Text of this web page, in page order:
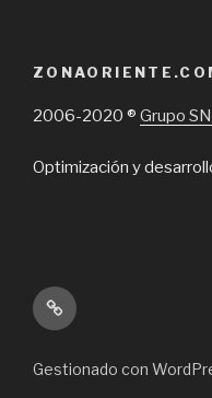
2006-2020 ® Grupo
Optimización y
Inicio
Gestionado con